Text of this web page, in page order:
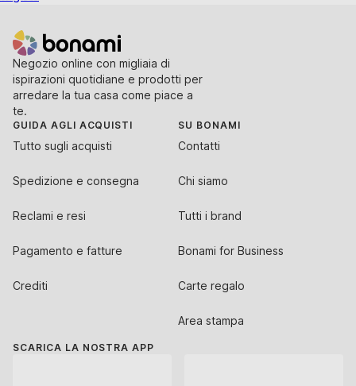
Negozio online con migliaia di
ispirazioni quotidiane e prodotti per
arredare la tua casa come piace a
te.
GUIDA AGLI ACQUISTI
Tutto sugli acquisti
Spedizione e consegna
Reclami e resi
Pagamento e fatture
Crediti
SU BONAMI
Contatti
Chi siamo
Tutti i brand
Bonami for Business
Carte regalo
Area stampa
SCARICA LA NOSTRA APP